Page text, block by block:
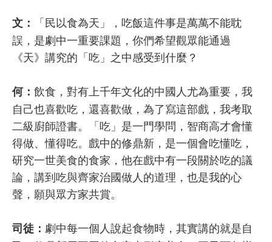
文：
「民以食為天」，吃飯這件事是萬萬不能耽
誤，是劇中一重要課題，你們希望觀眾能通過
《天》講究的「吃」之中感受到什麼？
何： 飲食，對有上千年文化的中國人尤為重要，我
自己也喜歡吃，還喜歡做，為了寫這部戲，我考取
二級廚師證書。「吃」是一門學問，智商高才會懂
得做、懂得吃。戲中的修鼎新，是一個會吃懂吃，
研究一世美食的食家，他在戲中有一段關於吃的議
論，講到吃與齊家治國做人的道理，也是我的心
聲，願與眾方家共賞。
司徒： 劇中每一個人說起食物時，其實講的就是自